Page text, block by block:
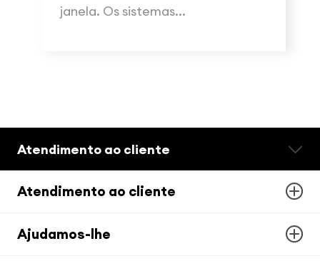
janela. Os sistemas...
Atendimento ao cliente
Atendimento ao cliente
Ajudamos-lhe